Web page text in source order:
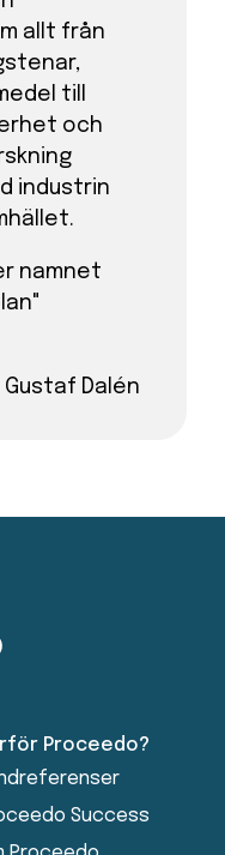
allt från
till
och
industrin
namnet
Gustaf Dalén
Proceedo?
Success